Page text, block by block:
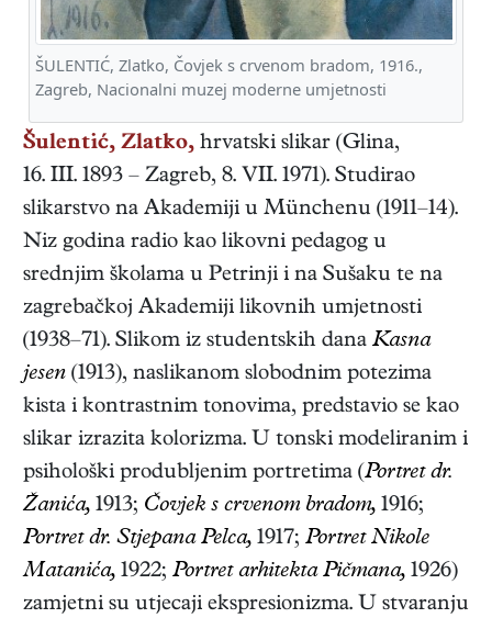
ŠULENTIĆ, Zlatko, Čovjek s crvenom bradom, 1916.,
Zagreb, Nacionalni muzej moderne umjetnosti
Šulentić, Zlatko, hrvatski slikar (Glina,
16. III. 1893 – Zagreb, 8. VII. 1971). Studirao
slikarstvo na Akademiji u Münchenu (1911–14).
Niz godina radio kao likovni pedagog u
srednjim školama u Petrinji i na Sušaku te na
zagrebačkoj Akademiji likovnih umjetnosti
(1938–71). Slikom iz studentskih dana Kasna
jesen (1913), naslikanom slobodnim potezima
kista i kontrastnim tonovima, predstavio se kao
slikar izrazita kolorizma. U tonski modeliranim i
psihološki produbljenim portretima (Portret dr.
Žanića, 1913; Čovjek s crvenom bradom, 1916;
Portret dr. Stjepana Pelca, 1917; Portret Nikole
Matanića, 1922; Portret arhitekta Pičmana, 1926)
zamjetni su utjecaji ekspresionizma. U stvaranju